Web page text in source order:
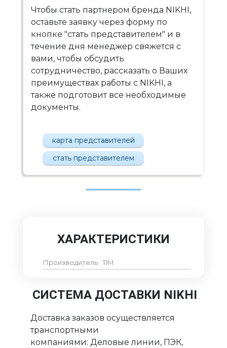
Чтобы стать партнером бренда NIKHI,
оставьте заявку через форму по
кнопке "стать представителем" и в
течение дня менеджер свяжется с
вами, чтобы обсудить
сотрудничество, рассказать о Ваших
преимуществах работы с NIKHI, а
также подготовит все необходимые
документы.
карта представителей
стать представителем
ХАРАКТЕРИСТИКИ
Производитель TIM
СИСТЕМА ДОСТАВКИ NIKHI
Доставка заказов осуществляется
транспортными
компаниями: Деловые линии, ПЭК,